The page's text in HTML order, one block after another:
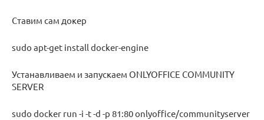
Ставим сам докер
sudo apt-get install docker-engine
Устанавливаем и запускаем ONLYOFFICE COMMUNITY
SERVER
sudo docker run -i -t -d -p 81:80 onlyoffice/communityserver